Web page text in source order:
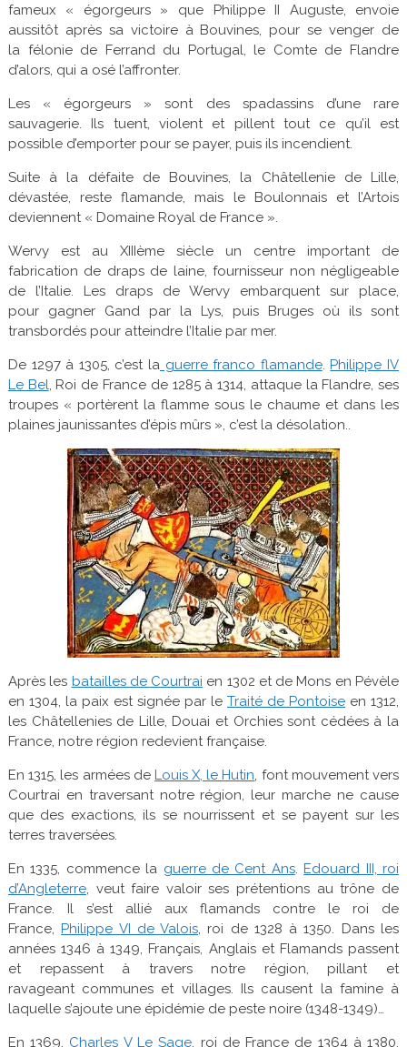
fameux « égorgeurs » que Philippe II Auguste, envoie
aussitôt après sa victoire à Bouvines, pour se venger de
la félonie de Ferrand du Portugal, le Comte de Flandre
d’alors, qui a osé l’affronter.
Les « égorgeurs » sont des spadassins d’une rare
sauvagerie. Ils tuent, violent et pillent tout ce qu’il est
possible d’emporter pour se payer, puis ils incendient.
Suite à la défaite de Bouvines, la Châtellenie de Lille,
dévastée, reste flamande, mais le Boulonnais et l’Artois
deviennent « Domaine Royal de France ».
Wervy est au XIIIème siècle un centre important de
fabrication de draps de laine, fournisseur non négligeable
de l’Italie. Les draps de Wervy embarquent sur place,
pour gagner Gand par la Lys, puis Bruges où ils sont
transbordés pour atteindre l’Italie par mer.
De 1297 à 1305, c’est la guerre franco flamande.Philippe IV
Le Bel, Roi de France de 1285 à 1314, attaque la Flandre, ses
troupes « portèrent la flamme sous le chaume et dans les
plaines jaunissantes d’épis mûrs », c’est la désolation..
Après les batailles de Courtrai en 1302 et de Mons en Pévèle
en 1304, la paix est signée par leTraité de Pontoise en 1312,
les Châtellenies de Lille, Douai et Orchies sont cédées à la
France, notre région redevient française.
En 1315, les armées de Louis X, le Hutin, font mouvement vers
Courtrai en traversant notre région, leur marche ne cause
que des exactions, ils se nourrissent et se payent sur les
terres traversées.
En 1335, commence la guerre de Cent Ans.Edouard III, roi
d’Angleterre, veut faire valoir ses prétentions au trône de
France. Il s’est allié aux flamands contre le roi de
France,Philippe VI de Valois, roi de 1328 à 1350. Dans les
années 1346 à 1349, Français, Anglais et Flamands passent
et repassent à travers notre région, pillant et
ravageant communes et villages. Ils causent la famine à
laquelle s’ajoute une épidémie de peste noire (1348-1349)…
En 1369, Charles V Le Sage, roi de France de 1364 à 1380,